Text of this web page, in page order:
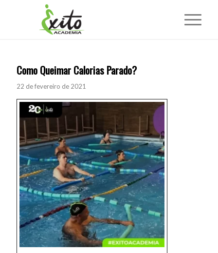
Como Queimar Calorias Parado?
22 de fevereiro de 2021